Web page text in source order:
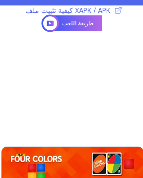
كيفية تثبيت ملف XAPK / APK
طريقة اللعب